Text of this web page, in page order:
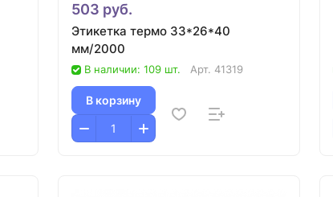
503 руб.
Этикетка термо 33*26*40
мм/2000
В наличии: 109 шт. Арт. 41319
В корзину